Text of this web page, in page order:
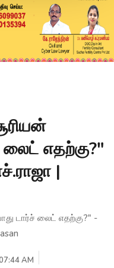
லைட் எதற்கு?"
|
டார்ச் லைட் எதற்கு?" -
AM